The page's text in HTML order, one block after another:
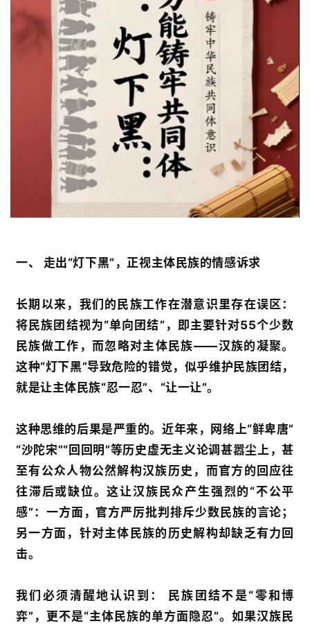
一、 走出“灯下黑”，正视主体民族的情感诉求
长期以来，我们的民族工作在潜意识里存在误区：
将民族团结视为“单向团结”，即主要针对55个少数
民族做工作，而忽略对主体民族——汉族的凝聚。
这种“灯下黑”导致危险的错觉，似乎维护民族团结，
就是让主体民族“忍一忍”、“让一让”。
这种思维的后果是严重的。近年来，网络上“鲜卑唐”
“沙陀宋”“回回明”等历史虚无主义论调甚嚣尘上，甚
至有公众人物公然解构汉族历史，而官方的回应往
往滞后或缺位。这让汉族民众产生强烈的“不公平
感”：一方面，官方严厉批判排斥少数民族的言论；
另一方面，针对主体民族的历史解构却缺乏有力回
击。
我们必须清醒地认识到： 民族团结不是“零和博
弈”，更不是“主体民族的单方面隐忍”。如果汉族民